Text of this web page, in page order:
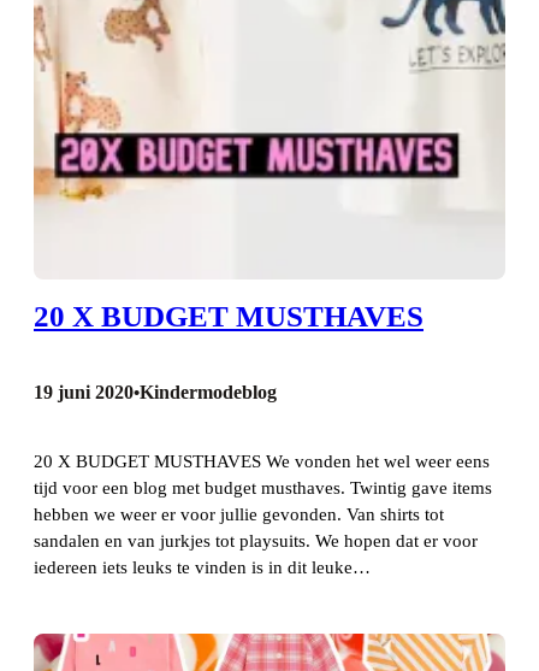
20 X BUDGET MUSTHAVES
19 juni 2020•Kindermodeblog
20 X BUDGET MUSTHAVES We vonden het wel weer eens
tijd voor een blog met budget musthaves. Twintig gave items
hebben we weer er voor jullie gevonden. Van shirts tot
sandalen en van jurkjes tot playsuits. We hopen dat er voor
iedereen iets leuks te vinden is in dit leuke…